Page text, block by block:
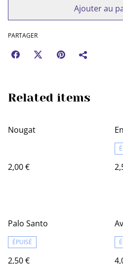
Ajouter au
PARTAGER
Related items
Nougat
2,00 €
Palo Santo
ÉPUISÉ
2,50 €